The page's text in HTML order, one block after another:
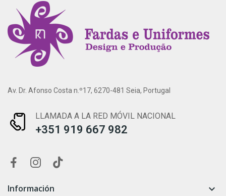
Av. Dr. Afonso Costa n.º17, 6270-481 Seia, Portugal
LLAMADA A LA RED MÓVIL NACIONAL
+351 919 667 982
Información 